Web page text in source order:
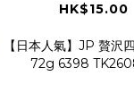
HK$15.00